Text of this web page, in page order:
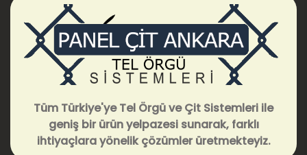
Tüm Türkiye'ye Tel Örgü ve Çit Sistemleri ile
geniş bir ürün yelpazesi sunarak, farklı
ihtiyaçlara yönelik çözümler üretmekteyiz.